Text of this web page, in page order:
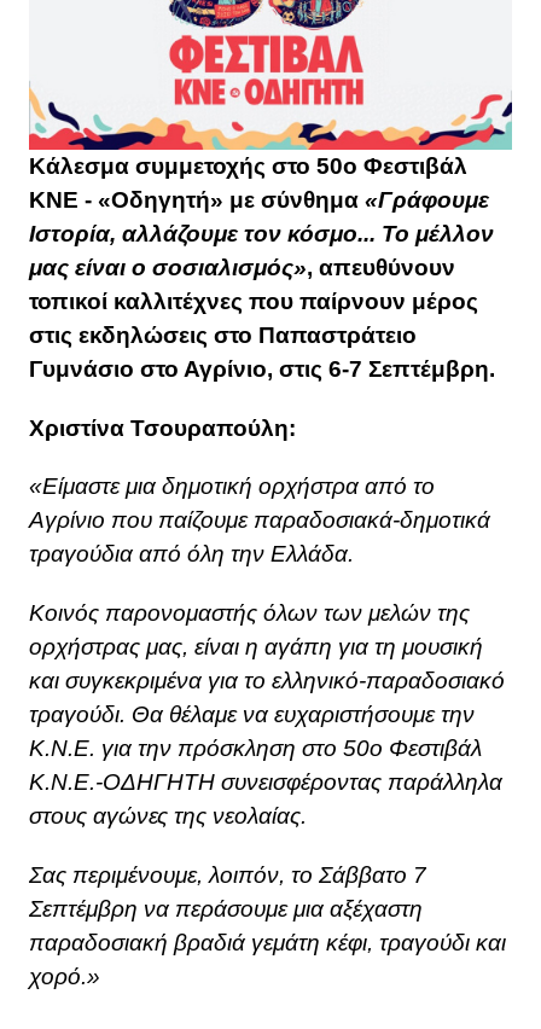
Κάλεσμα συμμετοχής στο 50ο Φεστιβάλ
ΚΝΕ - «Οδηγητή» με σύνθημα «Γράφουμε
Ιστορία, αλλάζουμε τον κόσμο... Το μέλλον
μας είναι ο σοσιαλισμός», απευθύνουν
τοπικοί καλλιτέχνες που παίρνουν μέρος
στις εκδηλώσεις στο Παπαστράτειο
Γυμνάσιο στο Αγρίνιο, στις 6-7 Σεπτέμβρη.
Χριστίνα Τσουραπούλη:
«Είμαστε μια δημοτική ορχήστρα από το
Αγρίνιο που παίζουμε παραδοσιακά-δημοτικά
τραγούδια από όλη την Ελλάδα.
Κοινός παρονομαστής όλων των μελών της
ορχήστρας μας, είναι η αγάπη για τη μουσική
και συγκεκριμένα για το ελληνικό-παραδοσιακό
τραγούδι. Θα θέλαμε να ευχαριστήσουμε την
Κ.Ν.Ε. για την πρόσκληση στο 50ο Φεστιβάλ
Κ.Ν.Ε.-ΟΔΗΓΗΤΗ συνεισφέροντας παράλληλα
στους αγώνες της νεολαίας.
Σας περιμένουμε, λοιπόν, το Σάββατο 7
Σεπτέμβρη να περάσουμε μια αξέχαστη
παραδοσιακή βραδιά γεμάτη κέφι, τραγούδι και
χορό.»